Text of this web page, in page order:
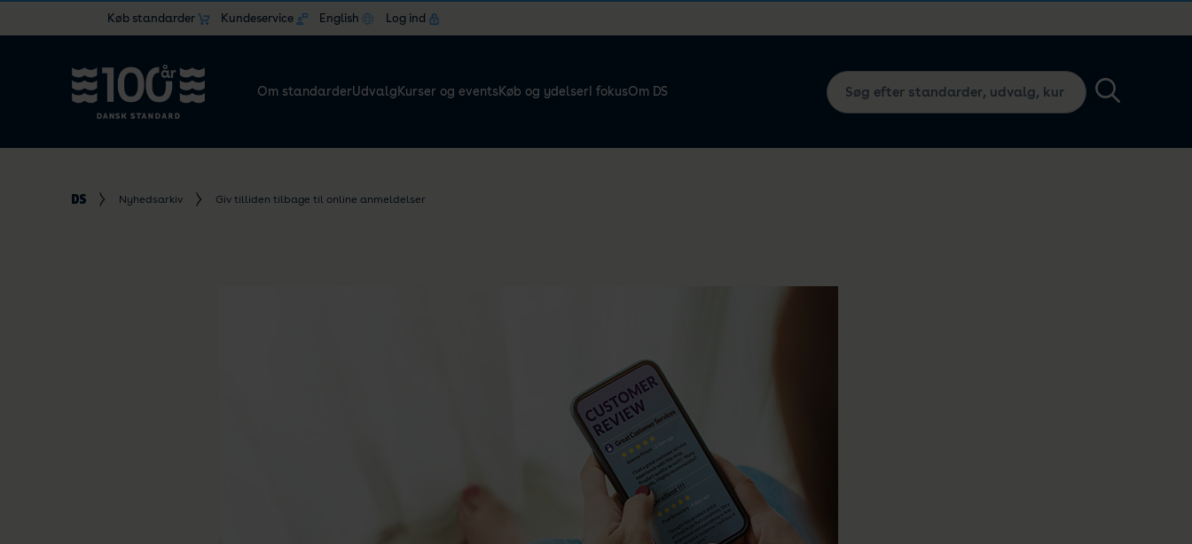
Køb standarder Kundeservice English Log ind
Om standarderUdvalgKurser og eventsKøb og ydelser I fokusOm DS
Nyhedsarkiv Giv tilliden tilbage til online anmeldelser